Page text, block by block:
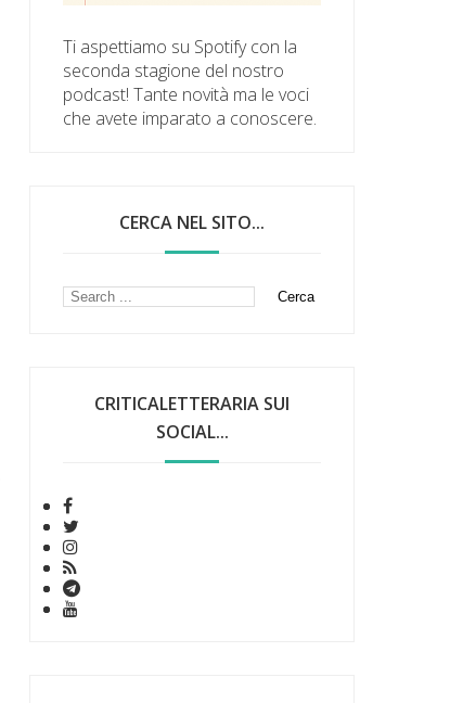
Ti aspettiamo su Spotify con la
seconda stagione del nostro
podcast! Tante novità ma le voci
che avete imparato a conoscere.
CERCA NEL SITO...
CRITICALETTERARIA SUI
SOCIAL...